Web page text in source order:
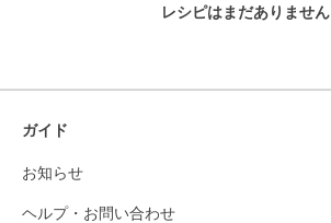
レシピはまだありません
ガイド
お知らせ
ヘルプ・お問い合わせ